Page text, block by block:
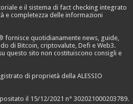
e il sistema di fact checking integrato
e completezza delle informazioni
fornisce quotidianamente news, guide,
di Bitcoin, criptovalute, Defi e Web3.
questo sito non costituiscono consigli e
di proprietà della ALESSIO
il 15/12/2021 n° 302021000203789.